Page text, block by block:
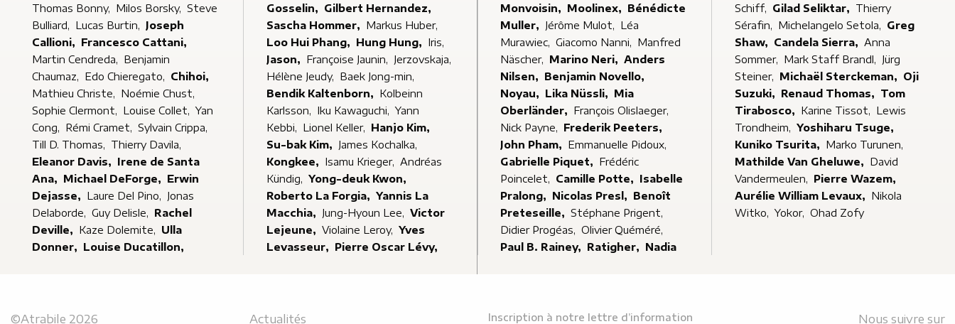
Thomas Bonny, Milos Borsky, Steve
Bulliard, Lucas Burtin, Joseph
Callioni, Francesco Cattani,
Martin Cendreda, Benjamin
Chaumaz, Edo Chieregato, Chihoi,
Mathieu Christe,
Noémie Chust,
Sophie Clermont, Louise Collet, Yan
Cong, Rémi Cramet, Sylvain Crippa,
Till D. Thomas, Thierry Davila,
Eleanor Davis, Irene de Santa
Ana, Michael DeForge, Erwin
Dejasse, Laure Del Pino, Jonas
Delaborde, Guy Delisle, Rachel
Deville, Kaze Dolemite, Ulla
Donner, Louise Ducatillon,
Gosselin, Gilbert Hernandez,
Sascha Hommer, Markus Huber,
Loo Hui Phang, Hung Hung, Iris,
Jason, Françoise Jaunin, Jerzovskaja,
Hélène Jeudy, Baek Jong-min,
Bendik Kaltenborn, Kolbeinn
Karlsson, Iku Kawaguchi, Yann
Kebbi, Lionel Keller, Hanjo Kim,
Su-bak Kim, James Kochalka,
Kongkee, Isamu Krieger, Andréas
Kündig, Yong-deuk Kwon,
Roberto La Forgia, Yannis La
Macchia,
Jung-Hyoun Lee, Victor
Lejeune, Violaine Leroy, Yves
Levasseur, Pierre Oscar Lévy,
Monvoisin, Moolinex, Bénédicte
Muller, Jérôme Mulot, Léa
Murawiec, Giacomo Nanni, Manfred
Näscher, Marino Neri, Anders
Nilsen, Benjamin Novello,
Noyau, Lika Nüssli, Mia
Oberländer, François Olislaeger,
Nick Payne, Frederik Peeters,
John Pham, Emmanuelle Pidoux,
Gabrielle Piquet, Frédéric
Poincelet,
Camille Potte, Isabelle
Pralong, Nicolas Presl, Benoît
Preteseille, Stéphane Prigent,
Didier Progéas, Olivier Quéméré,
Paul B. Rainey, Ratigher, Nadia
Schiff, Gilad Seliktar, Thierry
Sérafin, Michelangelo Setola, Greg
Shaw, Candela Sierra, Anna
Sommer, Mark Staff Brandl, Jürg
Steiner, Michaël Sterckeman, Oji
Suzuki,
Renaud Thomas, Tom
Tirabosco, Karine Tissot, Lewis
Trondheim, Yoshiharu Tsuge,
Kuniko Tsurita, Marko Turunen,
Mathilde Van Gheluwe, David
Vandermeulen, Pierre Wazem,
Aurélie William Levaux, Nikola
Witko, Yokor, Ohad Zofy
©Atrabile 2026 Actualités Inscription à notre lettre d’information Nous suivre sur